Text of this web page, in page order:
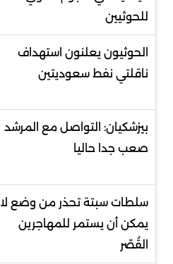
للحوثيين
الحوثيون يعلنون استهداف
ناقلتي نفط سعوديتين
بيزشكيان: التواصل مع المرشد
صعب جدا حاليا
سلطات سبتة تحذر من وضع لا
يمكن أن يستمر للمهاجرين
القُصّر